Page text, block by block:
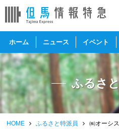
ホーム ニュース イベント
ふるさ
HOME ふるさと特派員 ㈱オーシ